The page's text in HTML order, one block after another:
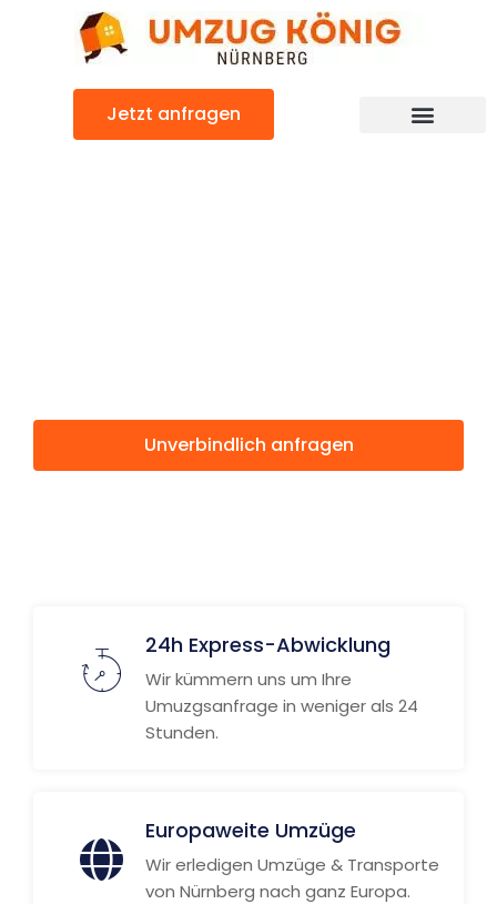
Jetzt anfragen
Unverbindlich anfragen
24h Express-Abwicklung
Wir kümmern uns um Ihre
Umuzgsanfrage in weniger als 24
Stunden.
Europaweite Umzüge
Wir erledigen Umzüge & Transporte
von Nürnberg nach ganz Europa.